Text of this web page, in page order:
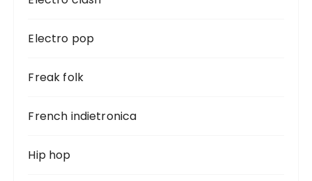
Electro pop
Freak folk
French indietronica
Hip hop